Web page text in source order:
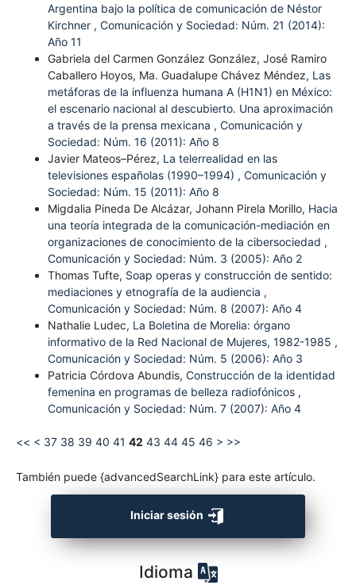
Argentina bajo la política de comunicación de Néstor
Kirchner , Comunicación y Sociedad: Núm. 21 (2014):
Año 11
Gabriela del Carmen González González, José Ramiro
Caballero Hoyos, Ma. Guadalupe Chávez Méndez, Las
metáforas de la influenza humana A (H1N1) en México:
el escenario nacional al descubierto. Una aproximación
a través de la prensa mexicana , Comunicación y
Sociedad: Núm. 16 (2011): Año 8
Javier Mateos–Pérez, La telerrealidad en las
televisiones españolas (1990–1994) , Comunicación y
Sociedad: Núm. 15 (2011): Año 8
Migdalia Pineda De Alcázar, Johann Pirela Morillo, Hacia
una teoría integrada de la comunicación-mediación en
organizaciones de conocimiento de la cibersociedad ,
Comunicación y Sociedad: Núm. 3 (2005): Año 2
Thomas Tufte, Soap operas y construcción de sentido:
mediaciones y etnografía de la audiencia ,
Comunicación y Sociedad: Núm. 8 (2007): Año 4
Nathalie Ludec, La Boletina de Morelia: órgano
informativo de la Red Nacional de Mujeres, 1982-1985 ,
Comunicación y Sociedad: Núm. 5 (2006): Año 3
Patricia Córdova Abundis, Construcción de la identidad
femenina en programas de belleza radiofónicos ,
Comunicación y Sociedad: Núm. 7 (2007): Año 4
<< < 37 38 39 40 41 42 43 44 45 46 > >>
También puede {advancedSearchLink} para este artículo.
Iniciar sesión
Idioma